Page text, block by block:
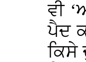
ਵੀ
ਪੈਦ
ਕਿਸੇ